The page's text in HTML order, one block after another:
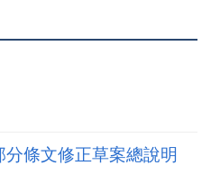
條文修正草案總說明